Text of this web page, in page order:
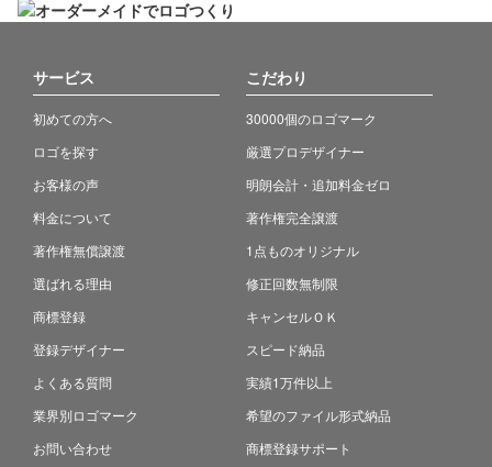
サービス
初めての方へ
ロゴを探す
お客様の声
料金について
著作権無償譲渡
選ばれる理由
商標登録
登録デザイナー
よくある質問
業界別ロゴマーク
お問い合わせ
こだわり
30000個のロゴマーク
厳選プロデザイナー
明朗会計・追加料金ゼロ
著作権完全譲渡
1点ものオリジナル
修正回数無制限
キャンセルＯＫ
スピード納品
実績1万件以上
希望のファイル形式納品
商標登録サポート